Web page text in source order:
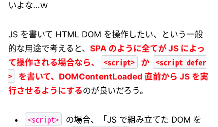
いよな…ｗ
JS を書いて HTML DOM を操作したい、という一般
的な用途で考えると、 SPA のように全てが JS によっ
て操作される場合なら、
<script> か
<script defer
>
を書いて、DOMContentLoaded 直前から JS を実
行させるようにするのが良いだろう。
<script>
の場合、「JS で組み立てた DOM を